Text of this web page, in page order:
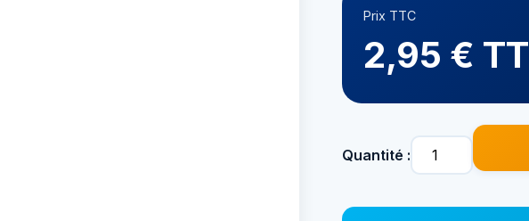
Prix TTC
2,95 €
Quantité :